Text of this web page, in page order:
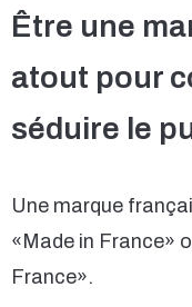
Être une
atout pour
séduire le
Une marque
«Made in France»
France».